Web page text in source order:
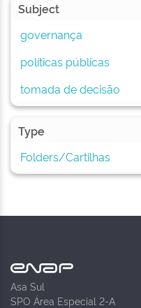
Subject
governança
políticas públicas
tomada de decisão
Type
Folders/Cartilhas
Asa Sul
SPO Área Especial 2-A